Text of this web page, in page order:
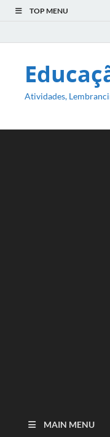
TOP MENU
Atividades,
MAIN MENU